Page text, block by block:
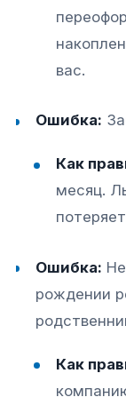
вас.
Ошибка:
Как
месяц.
Ошибка:
рождении
Как